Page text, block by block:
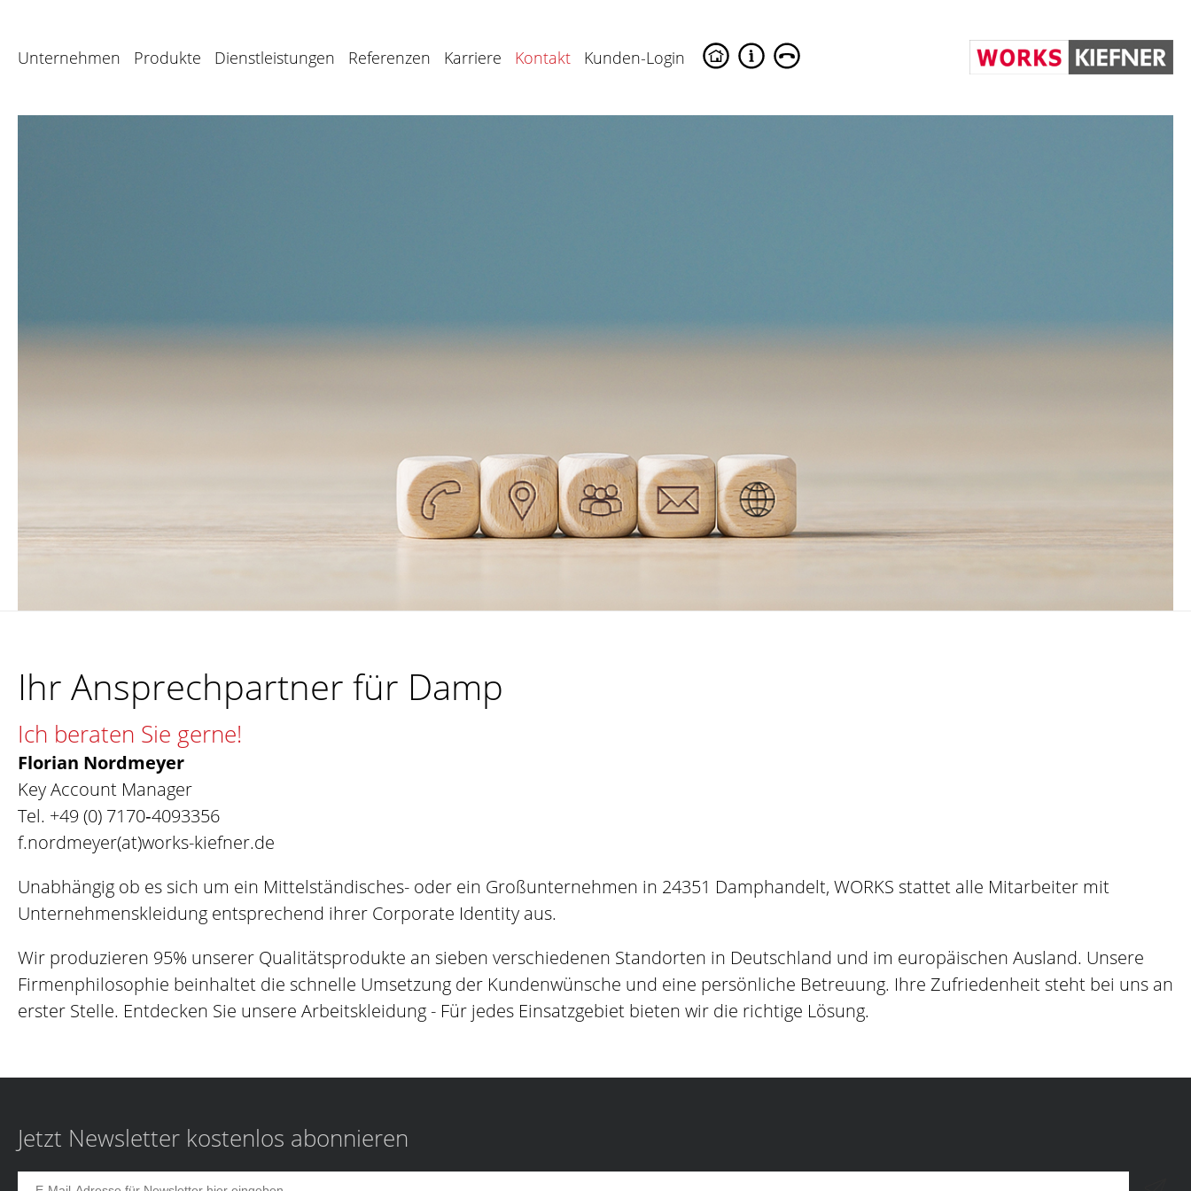
Unternehmen Produkte Dienstleistungen Referenzen Karriere Kontakt Kunden-Login
Ihr Ansprechpartner für Damp
Ich beraten Sie gerne!
Florian Nordmeyer
Key Account Manager
Tel. +49 (0) 7170‐4093356
f.nordmeyer(at)works-kiefner.de
Unabhängig ob es sich um ein Mittelständisches- oder ein Großunternehmen in 24351 Damphandelt, WORKS stattet alle Mitarbeiter mit
Unternehmenskleidung entsprechend ihrer Corporate Identity aus.
Wir produzieren 95% unserer Qualitätsprodukte an sieben verschiedenen Standorten in Deutschland und im europäischen Ausland. Unsere
Firmenphilosophie beinhaltet die schnelle Umsetzung der Kundenwünsche und eine persönliche Betreuung. Ihre Zufriedenheit steht bei uns an
erster Stelle. Entdecken Sie unsere Arbeitskleidung - Für jedes Einsatzgebiet bieten wir die richtige Lösung.
Jetzt Newsletter kostenlos abonnieren